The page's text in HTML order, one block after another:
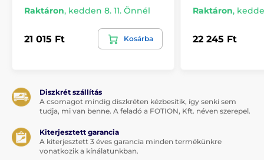
Raktáron, kedden 8. 11. Önnél
21 015 Ft Kosárba
Raktáron,
22 245 Ft
Diszkrét szállítás
A csomagot mindig diszkréten kézbesítik, így senki sem
tudja, mi van benne. A feladó a FOTION, Kft. néven szerepel.
Kiterjesztett garancia
A kiterjesztett 3 éves garancia minden termékünkre
vonatkozik a kínálatunkban.